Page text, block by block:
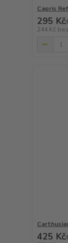
Capris
295 Kč/
244 Kč
425 Kč/